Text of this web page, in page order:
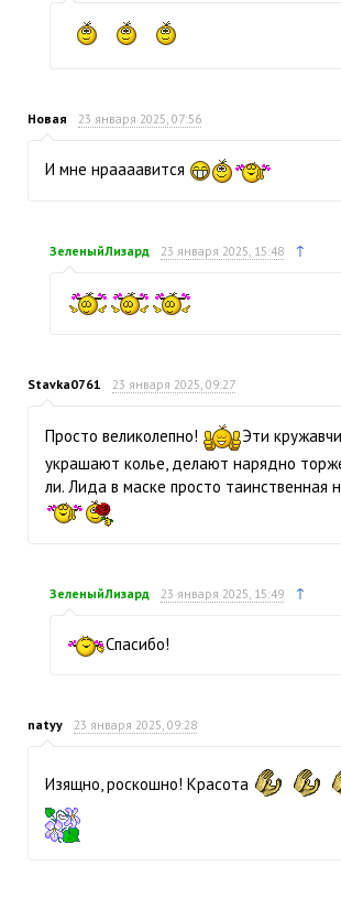
Новая 23 января 2025, 07:56
И мне нраааавится
ЗеленыйЛизард 23 января 2025, 15:48 ↑
Stavka0761 23 января 2025, 09:27
Просто великолепно!
Эти
украшают колье, делают нарядно
ли. Лида в маске просто таинственная
ЗеленыйЛизард 23 января 2025, 15:49 ↑
Спасибо!
natyy 23 января 2025, 09:28
Изящно, роскошно! Красота